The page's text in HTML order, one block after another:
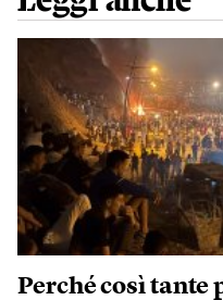
Perché così tante